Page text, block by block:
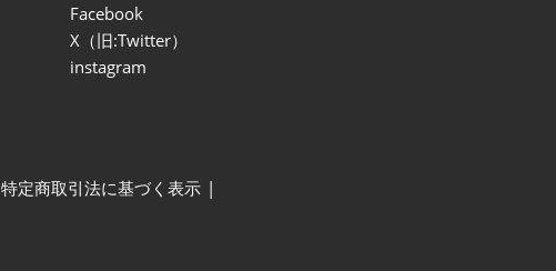
Facebook
X（旧:Twitter）
instagram
特定商取引法に基づく表示